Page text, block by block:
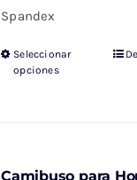
Spandex
Seleccionar
opciones
Camibuso para